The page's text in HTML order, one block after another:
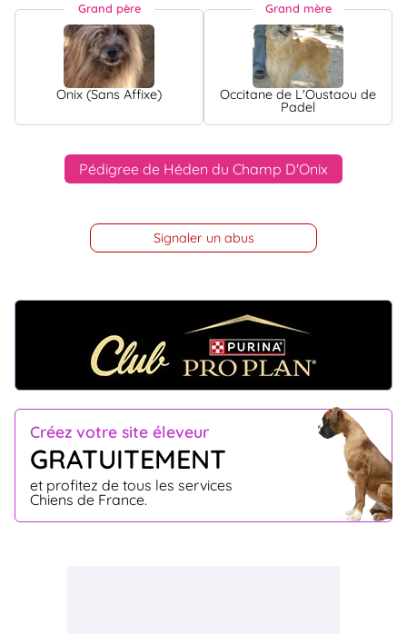
Grand père
Onix (Sans Affixe)
Grand mère
Occitane de L'Oustaou de
Padel
Pédigree de Héden du Champ D'Onix
Signaler un abus
Créez votre site éleveur
GRATUITEMENT
et profitez de tous les services
Chiens de France.